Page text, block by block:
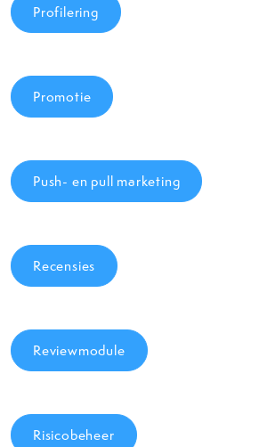
Profilering
Promotie
Push- en pull marketing
Recensies
Reviewmodule
Risicobeheer